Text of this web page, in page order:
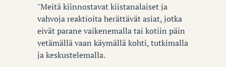
"Meitä kiinnostavat kiistanalaiset ja
vahvoja reaktioita herättävät asiat, jotka
eivät parane vaikenemalla tai kotiin päin
vetämällä vaan käymällä kohti, tutkimalla
ja keskustelemalla.